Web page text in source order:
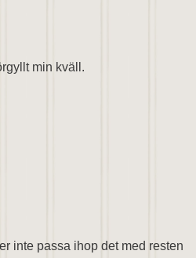
min kväll.
inte passa ihop det med resten